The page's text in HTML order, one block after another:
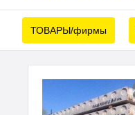
ТОВАРЫ/фирмы